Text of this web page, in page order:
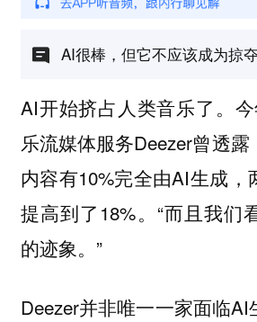
AI很棒，但它不应该成为掠
AI开始挤占人类音乐了。
乐流媒体服务Deezer曾透
内容有10%完全由AI生成，
提高到了18%。“而且我们
的迹象。”
Deezer并非唯一一家面临AI